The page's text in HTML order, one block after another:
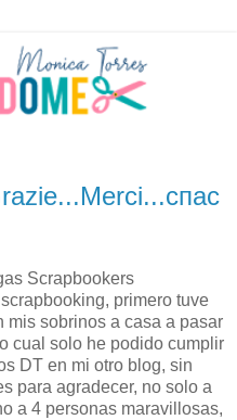
Scrapbookers
primero tuve
mis sobrinos a casa a pasar
cual solo he podido cumplir
DT en mi otro blog, sin
para agradecer, no solo a
a 4 personas maravillosas,